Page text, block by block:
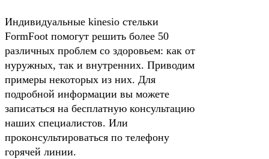
Индивидуальные kinesio стельки
FormFoot помогут решить более 50
различных проблем со здоровьем: как от
нуружных, так и внутренних. Приводим
примеры некоторых из них. Для
подробной информации вы можете
записаться на бесплатную консультацию
наших специалистов. Или
проконсультироваться по телефону
горячей линии.